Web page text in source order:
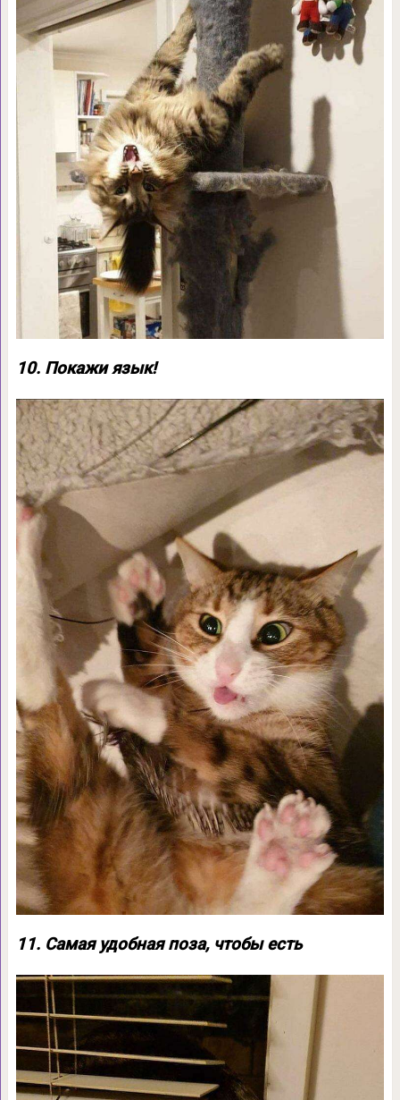
10. Покажи язык!
11. Самая удобная поза, чтобы есть